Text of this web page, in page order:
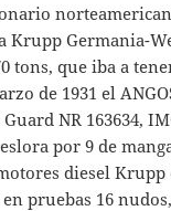
Krupp Germania-
tons, que iba a
de 1931 el
NR 163634,
eslora por 9 de
diesel Krupp
pruebas 16